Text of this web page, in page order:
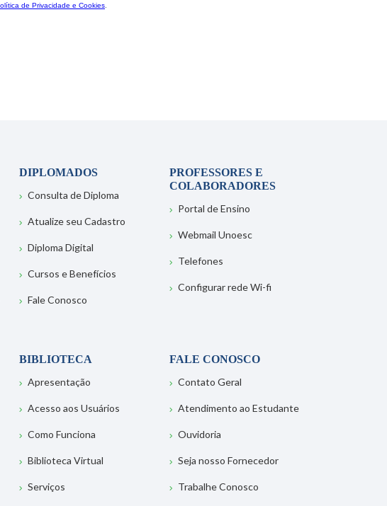
DIPLOMADOS
Consulta de Diploma
Atualize seu Cadastro
Diploma Digital
Cursos e Benefícios
Fale Conosco
PROFESSORES E
COLABORADORES
Portal de Ensino
Webmail Unoesc
Telefones
Configurar rede Wi-fi
BIBLIOTECA
Apresentação
Acesso aos Usuários
Como Funciona
Biblioteca Virtual
Serviços
FALE CONOSCO
Contato Geral
Atendimento ao Estudante
Ouvidoria
Seja nosso Fornecedor
Trabalhe Conosco